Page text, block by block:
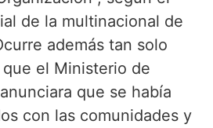
de la multinacional de
además tan solo
el Ministerio de
que se había
con las comunidades y